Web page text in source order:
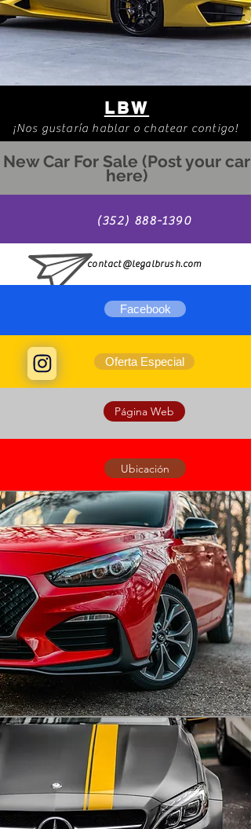
LBW
¡Nos gustaría hablar o chatear contigo!
New Car For Sale (Post your car
here)
(352) 888-1390
contact@legalbrush.com
Facebook
Oferta Especial
Página Web
Ubicación